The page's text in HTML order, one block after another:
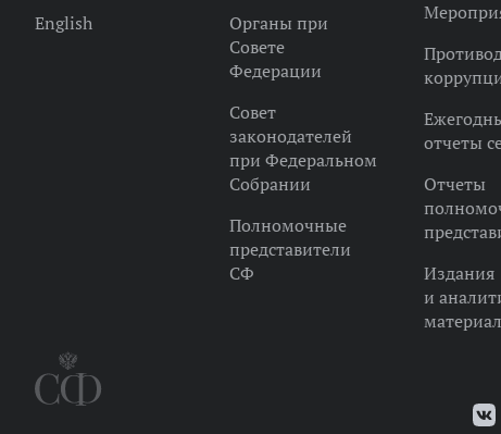
English
Органы при
Совете
Федерации
Совет
законодателей
при Федеральном
Собрании
Полномочные
представители
СФ
отчеты
Отчеты
Издания
и